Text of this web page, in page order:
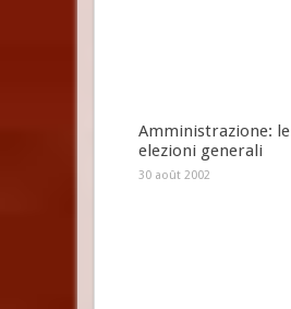
Amministrazione: le
elezioni generali
30 août 2002